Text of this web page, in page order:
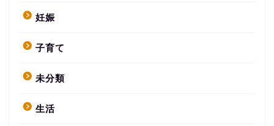
妊娠
子育て
未分類
生活